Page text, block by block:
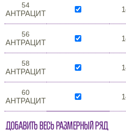
54
АНТРАЦИТ
56
АНТРАЦИТ
58
АНТРАЦИТ
60
АНТРАЦИТ
Добавить весь размерный ряд